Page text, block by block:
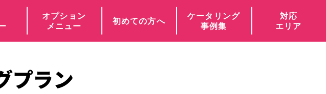
オプション
メニュー
初めての方へ
ケータリング
事例集
対応
エリア
プラン